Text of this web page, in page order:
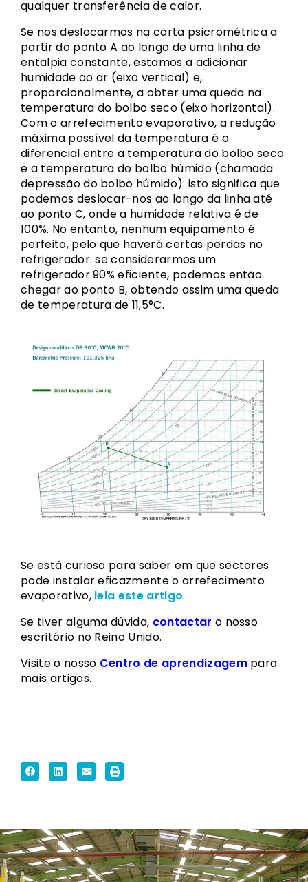
qualquer transferência de calor.
Se nos deslocarmos na carta psicrométrica a
partir do ponto A ao longo de uma linha de
entalpia constante, estamos a adicionar
humidade ao ar (eixo vertical) e,
proporcionalmente, a obter uma queda na
temperatura do bolbo seco (eixo horizontal).
Com o arrefecimento evaporativo, a redução
máxima possível da temperatura é o
diferencial entre a temperatura do bolbo seco
e a temperatura do bolbo húmido (chamada
depressão do bolbo húmido): isto significa que
podemos deslocar-nos ao longo da linha até
ao ponto C, onde a humidade relativa é de
100%. No entanto, nenhum equipamento é
perfeito, pelo que haverá certas perdas no
refrigerador: se considerarmos um
refrigerador 90% eficiente, podemos então
chegar ao ponto B, obtendo assim uma queda
de temperatura de 11,5°C.
Se está curioso para saber em que sectores
pode instalar eficazmente o arrefecimento
evaporativo, leia este artigo.
Se tiver alguma dúvida, contactar o nosso
escritório no Reino Unido.
Visite o nosso Centro de aprendizagempara
mais artigos.